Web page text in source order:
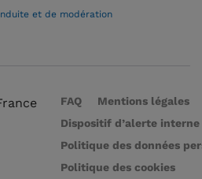
et de modération
FAQ
Mentions légales
Dispositif d’alerte interne
Politique des données
Politique des cookies